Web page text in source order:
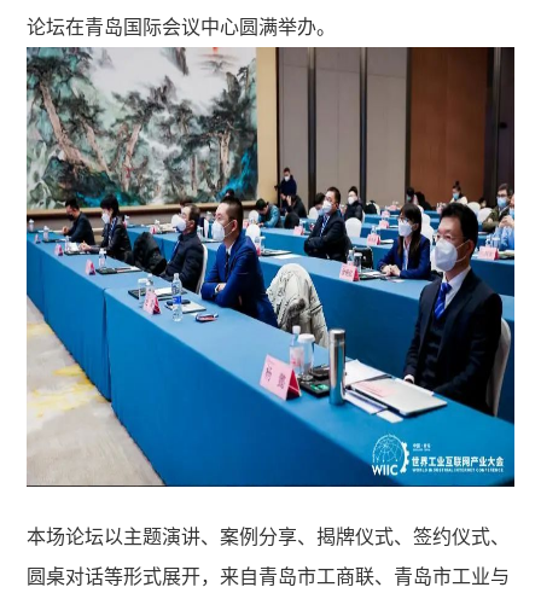
论坛在青岛国际会议中心圆满举办。
本场论坛以主题演讲、案例分享、揭牌仪式、签约仪式、
圆桌对话等形式展开，来自青岛市工商联、青岛市工业与